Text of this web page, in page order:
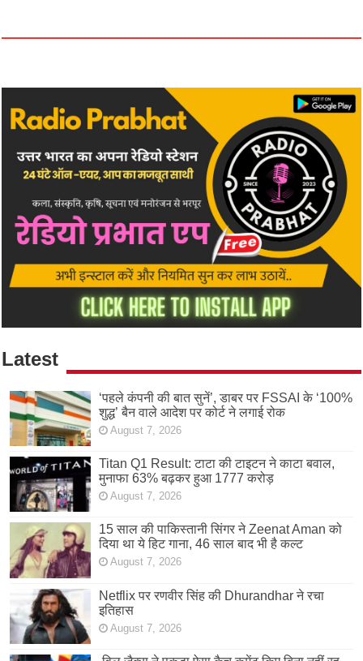
Latest
‘पहले कंपनी की बात सुनें’, डाबर पर FSSAI के ‘100%
शुद्ध’ बैन वाले आदेश पर कोर्ट ने लगाई रोक
August 7, 2026
Titan Q1 Result: टाटा की टाइटन ने काटा बवाल,
मुनाफा 63% बढ़कर हुआ 1777 करोड़
August 7, 2026
15 साल की पाकिस्तानी सिंगर ने Zeenat Aman को
दिया था ये हिट गाना, 46 साल बाद भी है कल्ट
August 7, 2026
Netflix पर रणवीर सिंह की Dhurandhar ने रचा
इतिहास
August 7, 2026